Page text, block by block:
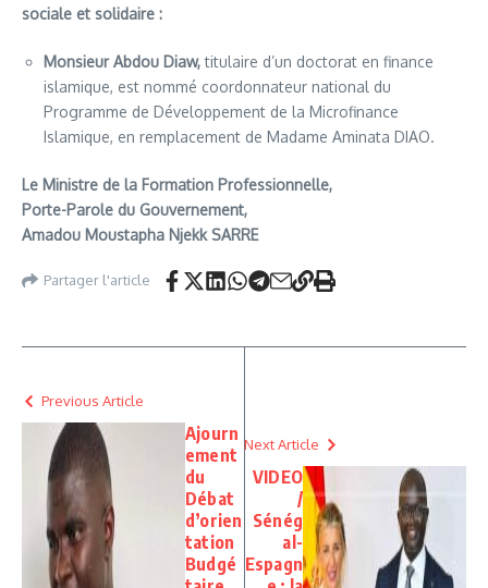
sociale et solidaire :
Monsieur Abdou Diaw,titulaire d’un doctorat en finance
islamique, est nommé coordonnateur national du
Programme de Développement de la Microfinance
Islamique, en remplacement de Madame Aminata DIAO.
Le Ministre de la Formation Professionnelle,
Porte-Parole du Gouvernement,
Amadou Moustapha Njekk SARRE
Partager l'article
Previous Article
Ajourn
ement
du
Débat
d’orien
tation
Budgé
Next Article
VIDEO
/
Sénég
al-
Espagn